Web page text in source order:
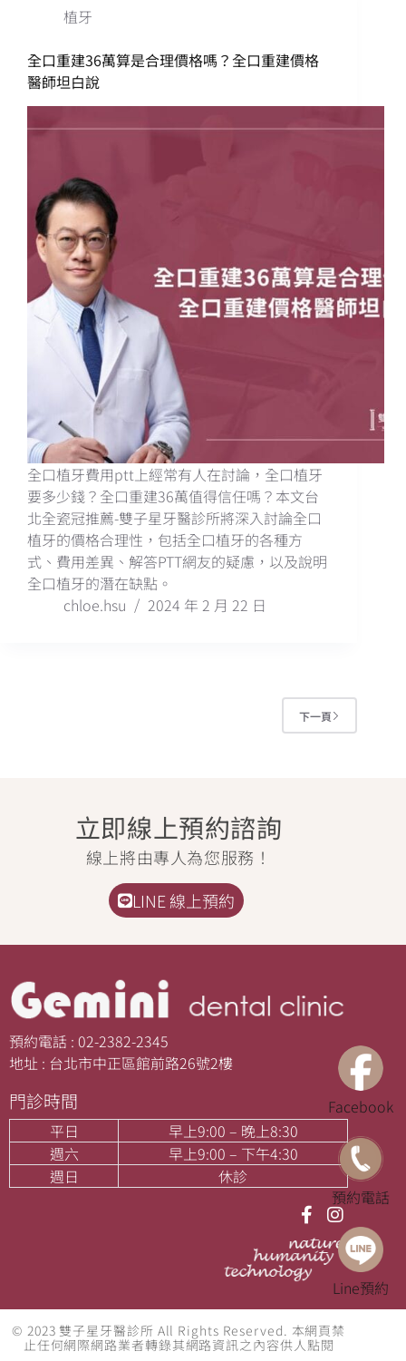
植牙
全口重建36萬算是合理價格嗎？全口重建價格
醫師坦白說
全口植牙費用ptt上經常有人在討論，全口植牙
要多少錢？全口重建36萬值得信任嗎？本文台
北全瓷冠推薦-雙子星牙醫診所將深入討論全口
植牙的價格合理性，包括全口植牙的各種方
式、費用差異、解答PTT網友的疑慮，以及說明
全口植牙的潛在缺點。
chloe.hsu
2024 年 2 月 22 日
下一頁
Facebook
預約電話
Line預約
立即線上預約諮詢
線上將由專人為您服務！
LINE 線上預約
預約電話 : 02-2382-2345
地址 : 台北市中正區館前路26號2樓
門診時間
平日
早上9:00 – 晚上8:30
週六
早上9:00 – 下午4:30
週日
休診
© 2023 雙子星牙醫診所 All Rights Reserved. 本網頁禁
止任何網際網路業者轉錄其網路資訊之內容供人點閱